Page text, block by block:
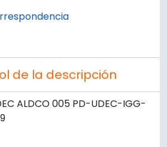
de la descripción
ALDCO 005 PD-UDEC-IGG-